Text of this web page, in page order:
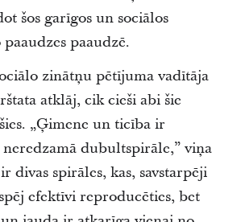
šos garīgos un sociālos
paaudzē.
zinātņu pētījuma vadītāja
atklāj, cik cieši abi šie
„Ģimene un ticība ir
neredzamā dubultspirāle,” viņa
divas spirāles, kas, savstarpēji
efektīvi reproducēties, bet